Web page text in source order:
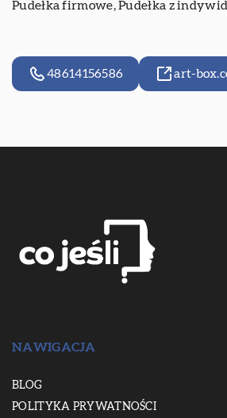
Pudełka firmowe,Pudełka z
48614156586 art-
NAWIGACJA
BLOG
POLITYKA PRYWATNOŚCI